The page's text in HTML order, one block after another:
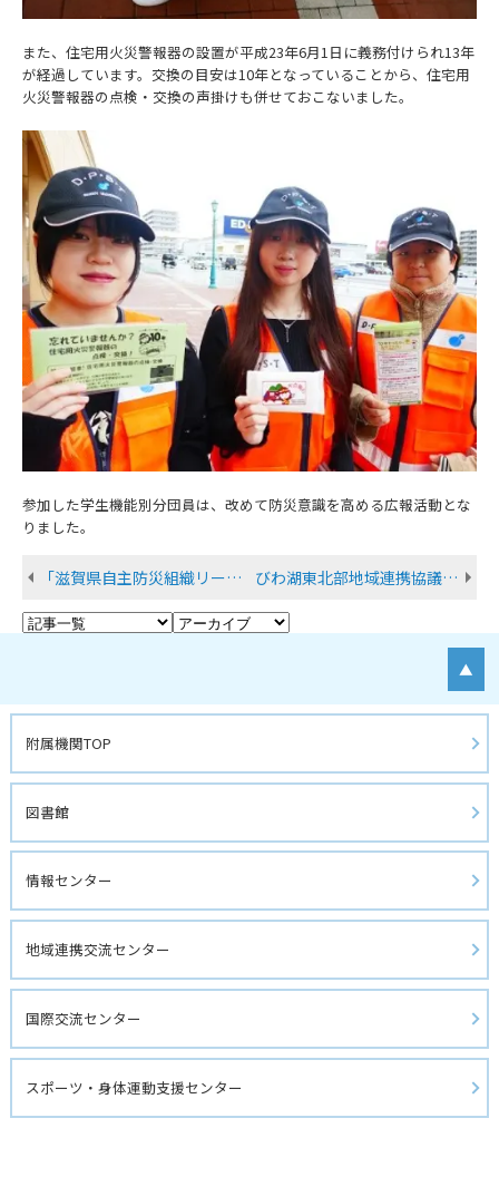
また、住宅用火災警報器の設置が平成23年6月1日に義務付けられ13年
が経過しています。交換の目安は10年となっていることから、住宅用
火災警報器の点検・交換の声掛けも併せておこないました。
参加した学生機能別分団員は、改めて防災意識を高める広報活動とな
りました。
「滋賀県自主防災組織リーダー・防災士養成講座」を実施しました びわ湖東北部地域連携協議会事業「朝鮮通信使の足跡をたどる」ウォーキングイベントを実施しました
▲
附属機関TOP
図書館
情報センター
地域連携交流センター
国際交流センター
スポーツ・身体運動支援センター